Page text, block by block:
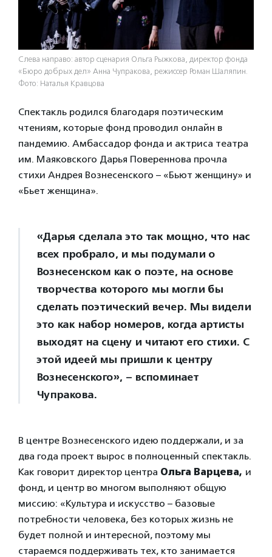
Слева направо: автор сценария Ольга Рыжкова, директор фонда
«Бюро добрых дел» Анна Чупракова, режиссер Роман Шаляпин.
Фото: Наталья Кравцова
Спектакль родился благодаря поэтическим
чтениям, которые фонд проводил онлайн в
пандемию. Амбассадор фонда и актриса театра
им. Маяковского Дарья Повереннова прочла
стихи Андрея Вознесенского – «Бьют женщину» и
«Бьет женщина».
«Дарья сделала это так мощно, что нас
всех пробрало, и мы подумали о
Вознесенском как о поэте, на основе
творчества которого мы могли бы
сделать поэтический вечер. Мы видели
это как набор номеров, когда артисты
выходят на сцену и читают его стихи. С
этой идеей мы пришли к центру
Вознесенского», – вспоминает
Чупракова.
В центре Вознесенского идею поддержали, и за
два года проект вырос в полноценный спектакль.
Как говорит директор центра Ольга Варцева, и
фонд, и центр во многом выполняют общую
миссию: «Культура и искусство – базовые
потребности человека, без которых жизнь не
будет полной и интересной, поэтому мы
стараемся поддерживать тех, кто занимается